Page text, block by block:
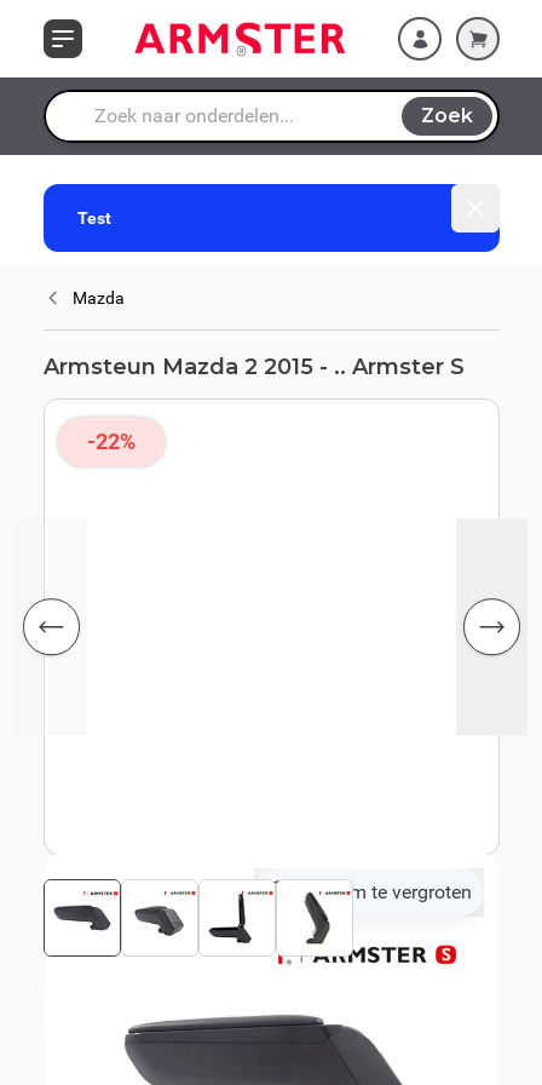
Waar ben je naar op zoek?
Zoek
Test
Mazda
Armsteun Mazda 2 2015 - .. Armster S
-22%
Klik om te vergroten
Bekijk montagehandleiding